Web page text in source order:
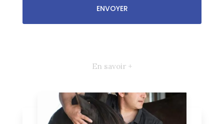
En savoir +